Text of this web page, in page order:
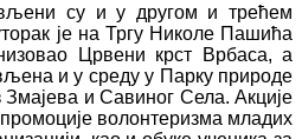
су и у другом и трећем
је на Тргу Николе Пашића
Црвени крст Врбаса, а
и у среду у Парку природе
Змајева и Савиног Села. Акције
волонтеризма младих